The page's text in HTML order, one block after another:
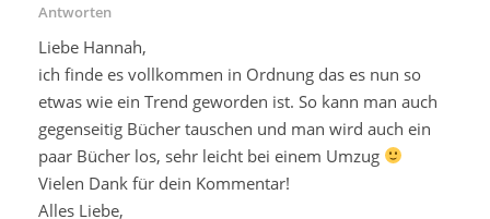
Antworten
Liebe Hannah,
ich finde es vollkommen in Ordnung das es nun so
etwas wie ein Trend geworden ist. So kann man auch
gegenseitig Bücher tauschen und man wird auch ein
paar Bücher los, sehr leicht bei einem Umzug
Vielen Dank für dein Kommentar!
Alles Liebe,